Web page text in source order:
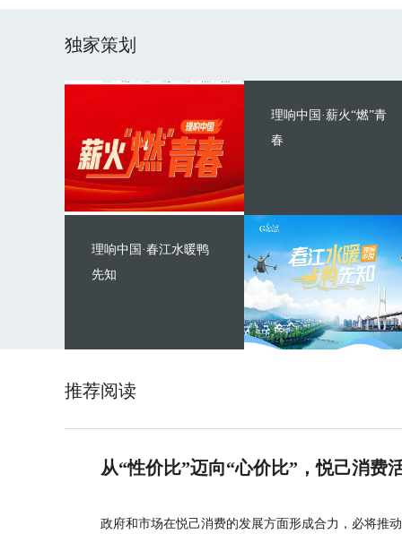
独家策划
理响中国·薪火“燃”青
春
理响中国·春江水暖鸭
先知
推荐阅读
从“性价比”迈向“心价比”，悦己消费
政府和市场在悦己消费的发展方面形成合力，必将推